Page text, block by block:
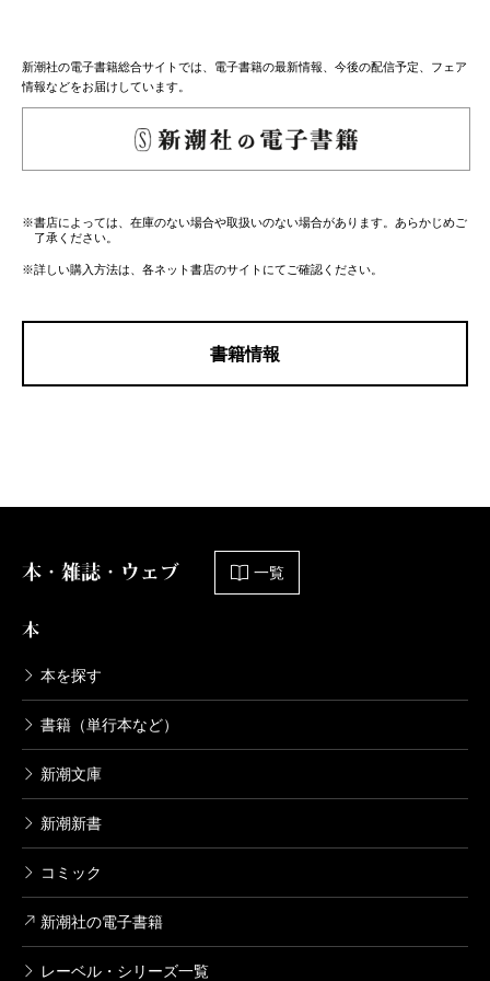
新潮社の電子書籍総合サイトでは、電子書籍の最新情報、今後の配信予定、フェア
情報などをお届けしています。
※書店によっては、在庫のない場合や取扱いのない場合があります。あらかじめご
了承ください。
※詳しい購入方法は、各ネット書店のサイトにてご確認ください。
書籍情報
本・雑誌・ウェブ 一覧
本
本を探す
書籍（単行本など）
新潮文庫
新潮新書
コミック
新潮社の電子書籍
レーベル・シリーズ一覧